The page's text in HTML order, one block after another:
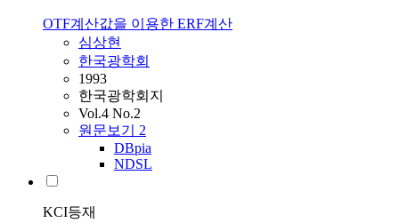
OTF계산값을 이용한 ERF계산
심상현
한국광학회
1993
한국광학회지
Vol.4 No.2
원문보기 2
DBpia
NDSL
KCI등재